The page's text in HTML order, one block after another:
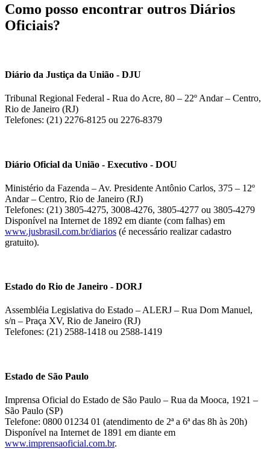
Como posso encontrar outros Diários
Oficiais?
Diário da Justiça da União - DJU
Tribunal Regional Federal - Rua do Acre, 80 – 22º Andar – Centro,
Rio de Janeiro (RJ)
Telefones: (21) 2276-8125 ou 2276-8379
Diário Oficial da União - Executivo - DOU
Ministério da Fazenda – Av. Presidente Antônio Carlos, 375 – 12º
Andar – Centro, Rio de Janeiro (RJ)
Telefones: (21) 3805-4275, 3008-4276, 3805-4277 ou 3805-4279
Disponível na Internet de 1892 em diante (com falhas) em
www.jusbrasil.com.br/diarios (é necessário realizar cadastro
gratuito).
Estado do Rio de Janeiro - DORJ
Assembléia Legislativa do Estado – ALERJ – Rua Dom Manuel,
s/n – Praça XV, Rio de Janeiro (RJ)
Telefones: (21) 2588-1418 ou 2588-1419
Estado de São Paulo
Imprensa Oficial do Estado de São Paulo – Rua da Mooca, 1921 –
São Paulo (SP)
Telefone: 0800 01234 01 (atendimento de 2ª a 6ª das 8h às 20h)
Disponível na Internet de 1891 em diante em
www.imprensaoficial.com.br.